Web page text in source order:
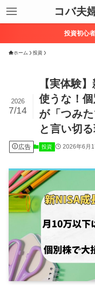
コバ夫
投資初心
ホーム 投資
【実体験
使うな！
が「つみ
と言い切
2026
7/14
広告 投資 2026年6月